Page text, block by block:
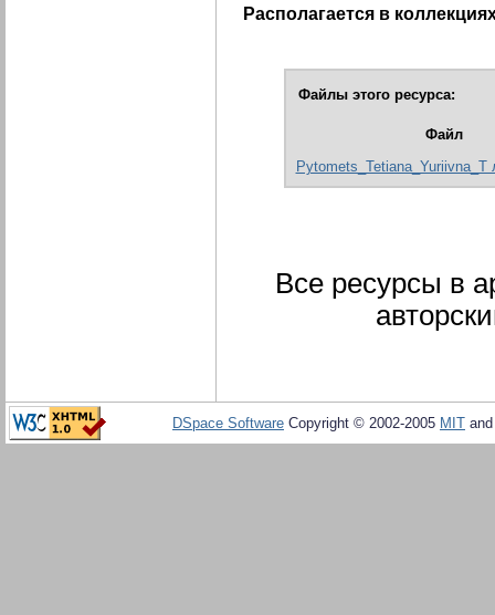
Располагается в
Файлы этого ресурса:
Файл
Pytomets_Tetiana_Yuriivna_T
Все ресурсы в
DSpace Software Copyright © 2002-2005 MIT